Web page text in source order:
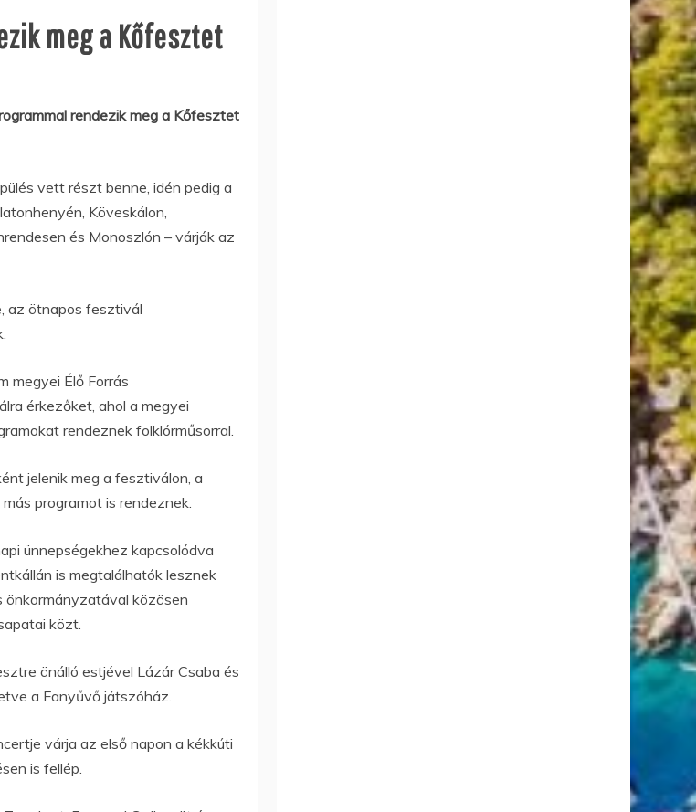
meg a Kőfesztet
rendezik meg a Kőfesztet
vett részt benne, idén pedig a
Köveskálon,
és Monoszlón – várják az
az ötnapos fesztivál
megyei Élő Forrás
érkezőket, ahol a megyei
rendeznek folklórműsorral.
jelenik meg a fesztiválon, a
programot is rendeznek.
ünnepségekhez kapcsolódva
is megtalálhatók lesznek
önkormányzatával közösen
közt.
önálló estjével Lázár Csaba és
a Fanyűvő játszóház.
várja az első napon a kékkúti
is fellép.